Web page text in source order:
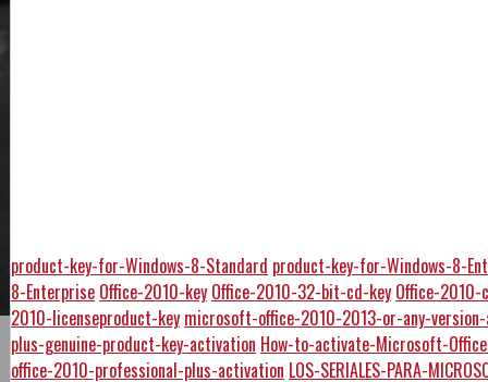
product-key-for-Windows-8-Standard product-key-for-Windows-8-
8-Enterprise Office-2010-key Office-2010-32-bit-cd-key Office-2010-
2010-licenseproduct-key microsoft-office-2010-2013-or-any-version-
plus-genuine-product-key-activation How-to-activate-Microsoft-
office-2010-professional-plus-activation LOS-SERIALES-PARA-